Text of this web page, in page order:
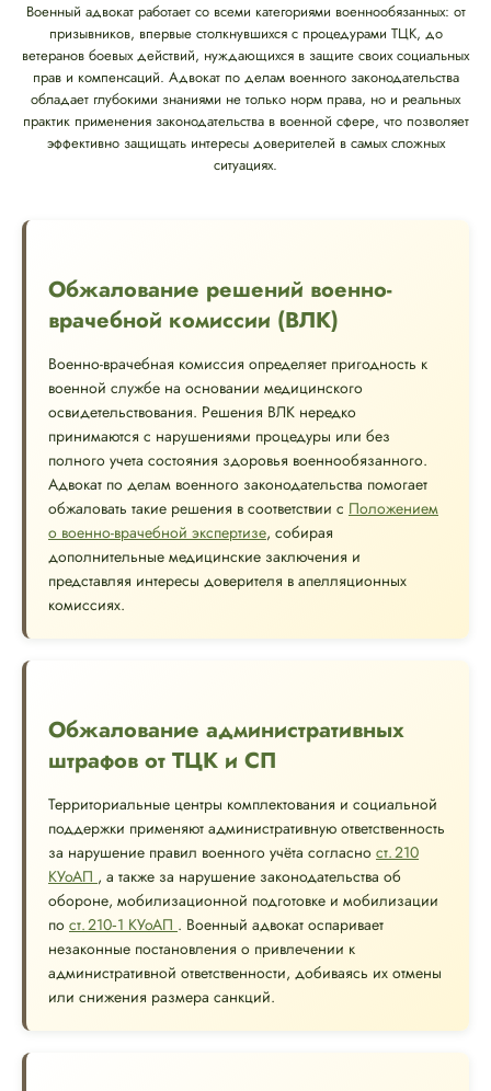
Военный адвокат работает со всеми категориями военнообязанных: от
призывников, впервые столкнувшихся с процедурами ТЦК, до
ветеранов боевых действий, нуждающихся в защите своих социальных
прав и компенсаций. Адвокат по делам военного законодательства
обладает глубокими знаниями не только норм права, но и реальных
практик применения законодательства в военной сфере, что позволяет
эффективно защищать интересы доверителей в самых сложных
ситуациях.
Обжалование решений военно-
врачебной комиссии (ВЛК)
Военно-врачебная комиссия определяет пригодность к
военной службе на основании медицинского
освидетельствования. Решения ВЛК нередко
принимаются с нарушениями процедуры или без
полного учета состояния здоровья военнообязанного.
Адвокат по делам военного законодательства помогает
обжаловать такие решения в соответствии с Положением
о военно-врачебной экспертизе, собирая
дополнительные медицинские заключения и
представляя интересы доверителя в апелляционных
комиссиях.
Обжалование административных
штрафов от ТЦК и СП
Территориальные центры комплектования и социальной
поддержки применяют административную ответственность
за нарушение правил военного учёта согласно ст. 210
КУоАП , а также за нарушение законодательства об
обороне, мобилизационной подготовке и мобилизации
по ст. 210‑1 КУоАП . Военный адвокат оспаривает
незаконные постановления о привлечении к
административной ответственности, добиваясь их отмены
или снижения размера санкций.